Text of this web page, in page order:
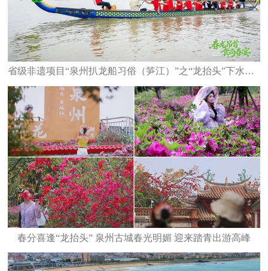
省级非遗项目“泉州扒龙船习俗（笋江）”之“龙抬头”下水仪式举行
春分喜逢“龙抬头” 泉州古城春光明媚 迎来踏青出游高峰